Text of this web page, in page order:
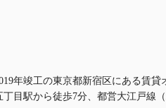
年竣工の東京都新宿区にある賃
目駅から徒歩7分、都営大江戸線